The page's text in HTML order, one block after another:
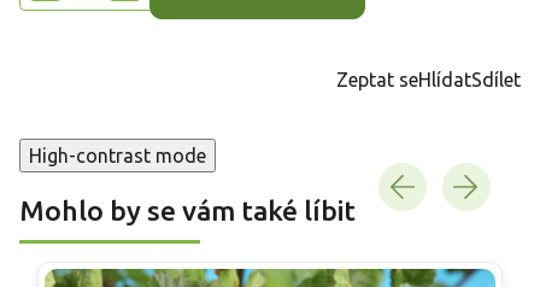
Zeptat seHlídatSdílet
High-contrast mode
Mohlo by se vám také líbit